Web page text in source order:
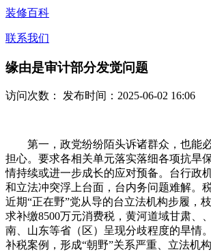
装修百科
联系我们
缘由是审计部分发觉问题
访问次数： 发布时间：2025-06-02 16:06
第一，政党纷纷陌头诉诸群众，也能
担心。要求各相关单元落实落细各项抗旱
情持续或进一步成长的应对预备。台行政
和立法冲突浮上台面，台内务问题难解。
近期“正在野”党从导的台立法机构步履，
求补缴8500万元消费税，黄河道域甘肃、
南、山东等省（区）呈现分歧程度的旱情
补税案例，形成“朝野”关系严重、立法机